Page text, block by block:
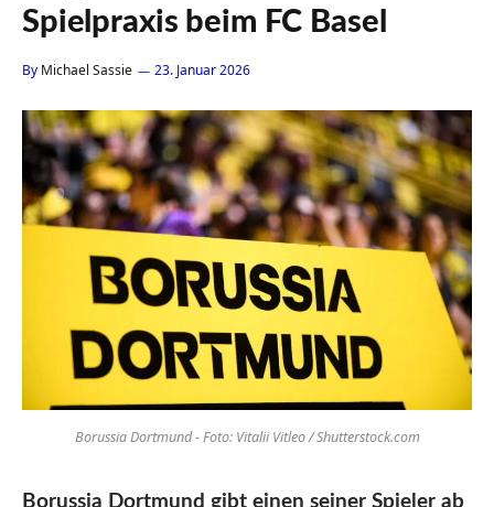
Spielpraxis beim FC Basel
By Michael Sassie 23. Januar 2026
Borussia Dortmund - Foto: Vitalii Vitleo / Shutterstock.com
Borussia Dortmund gibt einen seiner Spieler ab